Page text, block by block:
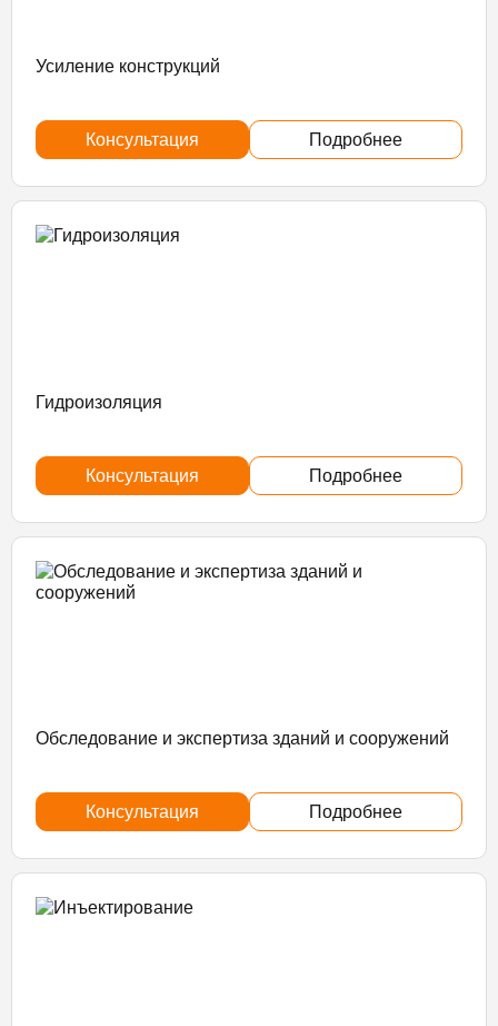
Усиление конструкций
Консультация Подробнее
Гидроизоляция
Консультация Подробнее
Обследование и экспертиза зданий и сооружений
Консультация Подробнее